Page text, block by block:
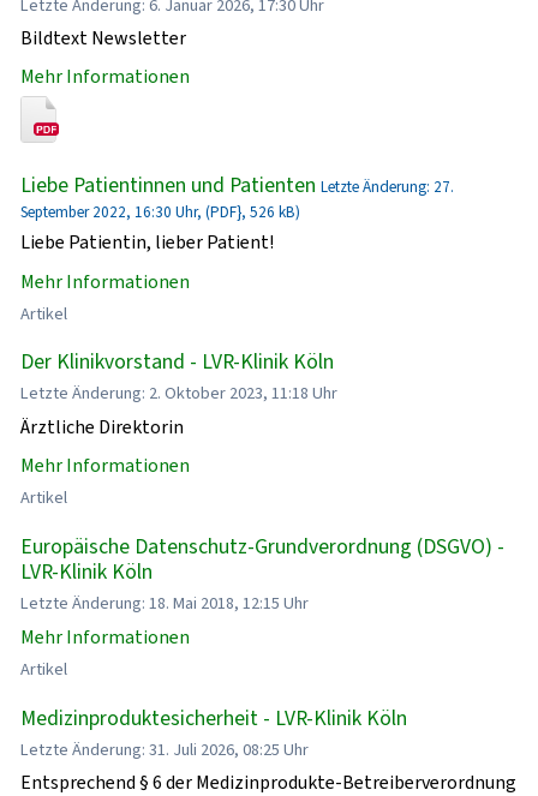
Letzte Änderung: 6. Januar 2026, 17:30 Uhr
Bildtext Newsletter
Mehr Informationen
Liebe Patientinnen und Patienten Letzte Änderung: 27.
September 2022, 16:30 Uhr, (PDF}, 526 kB)
Liebe Patientin, lieber Patient!
Mehr Informationen
Artikel
Der Klinikvorstand - LVR-Klinik Köln
Letzte Änderung: 2. Oktober 2023, 11:18 Uhr
Ärztliche Direktorin
Mehr Informationen
Artikel
Europäische Datenschutz-Grundverordnung (DSGVO) -
LVR-Klinik Köln
Letzte Änderung: 18. Mai 2018, 12:15 Uhr
Mehr Informationen
Artikel
Medizinproduktesicherheit - LVR-Klinik Köln
Letzte Änderung: 31. Juli 2026, 08:25 Uhr
Entsprechend § 6 der Medizinprodukte-Betreiberverordnung